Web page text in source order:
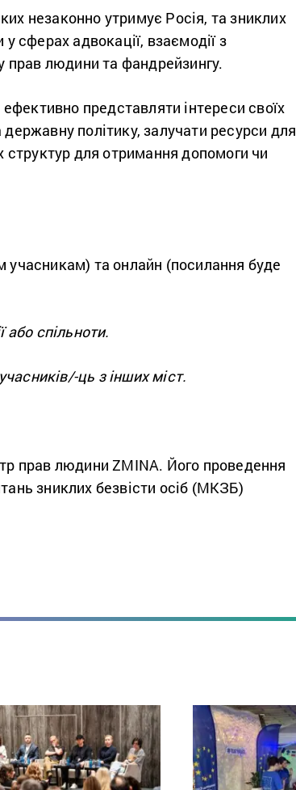
незаконно утримує Росія, та зниклих
сферах адвокації, взаємодії з
людини та фандрейзингу.
представляти інтереси своїх
політику, залучати ресурси для
структур для отримання допомоги чи
учасникам) та онлайн (посилання буде
або спільноти.
ць з інших міст.
прав людини ZMINA. Його проведення
зниклих безвісти осіб (МКЗБ)